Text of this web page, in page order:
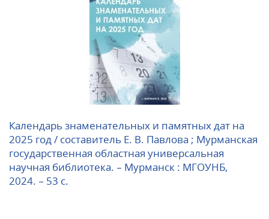
Календарь знаменательных и памятных дат на
2025 год / составитель Е. В. Павлова ; Мурманская
государственная областная универсальная
научная библиотека. – Мурманск : МГОУНБ,
2024. – 53 с.